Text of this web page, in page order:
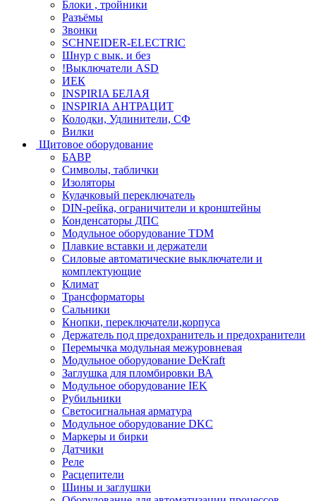
Блоки , тройники
Разъёмы
Звонки
SCHNEIDER-ELECTRIC
Шнур с вык. и без
!Выключатели ASD
ИЕК
INSPIRIA БЕЛАЯ
INSPIRIA АНТРАЦИТ
Колодки, Удлинители, СФ
Вилки
Щитовое оборудование
БАВР
Символы, таблички
Изоляторы
Кулачковый переключатель
DIN-рейка, ограничители и кронштейны
Конденсаторы ДПС
Модульное оборудование TDM
Плавкие вставки и держатели
Силовые автоматические выключатели и
комплектующие
Климат
Трансформаторы
Сальники
Кнопки, переключатели,корпуса
Держатель под предохранитель и предохранители
Перемычка модульная межуровневая
Модульное оборудование DeKraft
Заглушка для пломбировки ВА
Модульное оборудование IEK
Рубильники
Светосигнальная арматура
Модульное оборудование DKC
Маркеры и бирки
Датчики
Реле
Расцепители
Шины и заглушки